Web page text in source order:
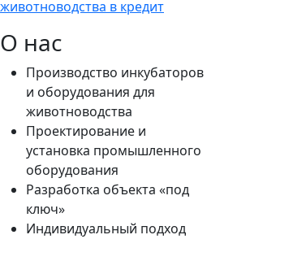
О нас
Производство инкубаторов
и оборудования для
животноводства
Проектирование и
установка промышленного
оборудования
Разработка объекта «под
ключ»
Индивидуальный подход